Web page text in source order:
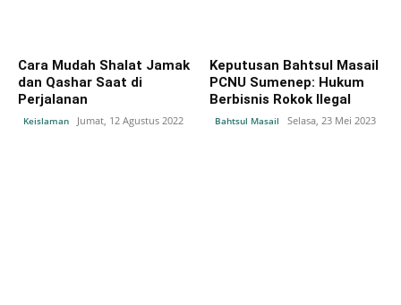
Cara Mudah Shalat Jamak
dan Qashar Saat di
Perjalanan
Keislaman Jumat, 12 Agustus 2022
Keputusan Bahtsul Masail
PCNU Sumenep: Hukum
Berbisnis Rokok Ilegal
Bahtsul Masail Selasa, 23 Mei 2023